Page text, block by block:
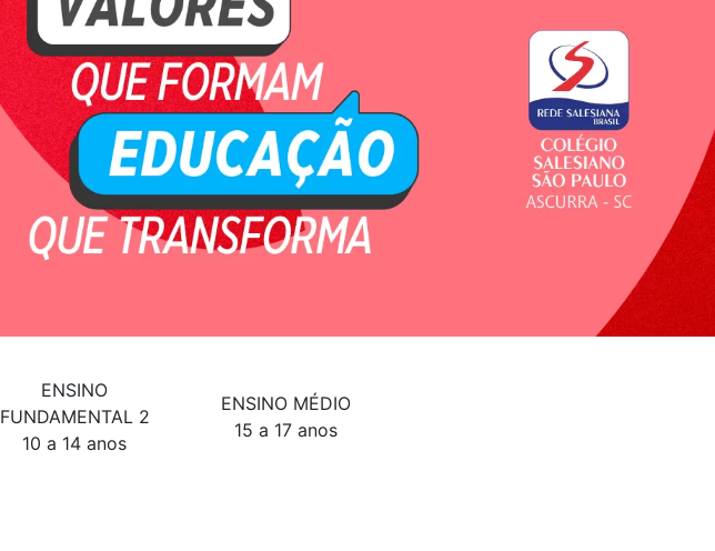
ENSINO
FUNDAMENTAL 2
10 a 14 anos
ENSINO MÉDIO
15 a 17 anos